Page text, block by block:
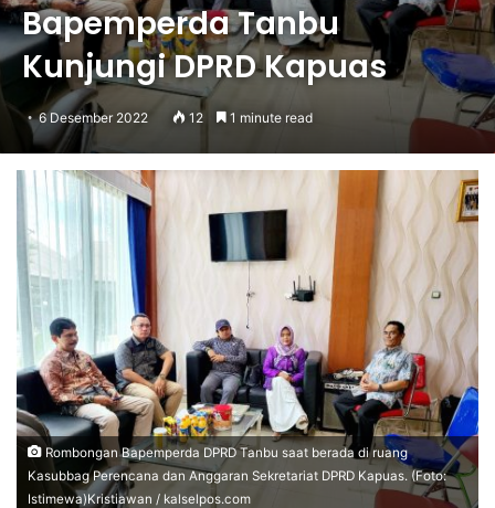
Bapemperda Tanbu
Kunjungi DPRD Kapuas
6 Desember 2022 12 1 minute read
Rombongan Bapemperda DPRD Tanbu saat berada di ruang
Kasubbag Perencana dan Anggaran Sekretariat DPRD Kapuas. (Foto:
Istimewa)Kristiawan / kalselpos.com